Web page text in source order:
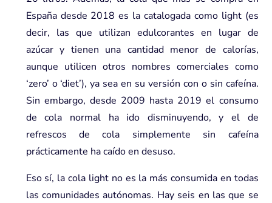
España desde 2018 es la catalogada como light (es
decir, las que utilizan edulcorantes en lugar de
azúcar y tienen una cantidad menor de calorías,
aunque utilicen otros nombres comerciales como
‘zero’ o ‘diet’), ya sea en su versión con o sin cafeína.
Sin embargo, desde 2009 hasta 2019 el consumo
de cola normal ha ido disminuyendo, y el de
refrescos de cola simplemente sin cafeína
prácticamente ha caído en desuso.
Eso sí, la cola light no es la más consumida en todas
las comunidades autónomas. Hay seis en las que se